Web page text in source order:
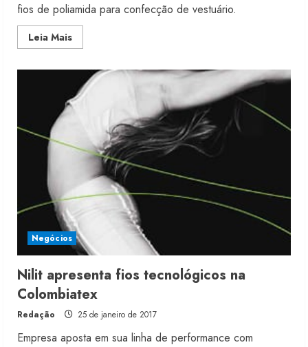
fios de poliamida para confecção de vestuário.
Leia MaisRead
more
vende
divisão
de
plástico
Celanese
Negócios
Nilit apresenta fios tecnológicos na
Colombiatex
Redação 25 de janeiro de 2017
Empresa aposta em sua linha de performance com